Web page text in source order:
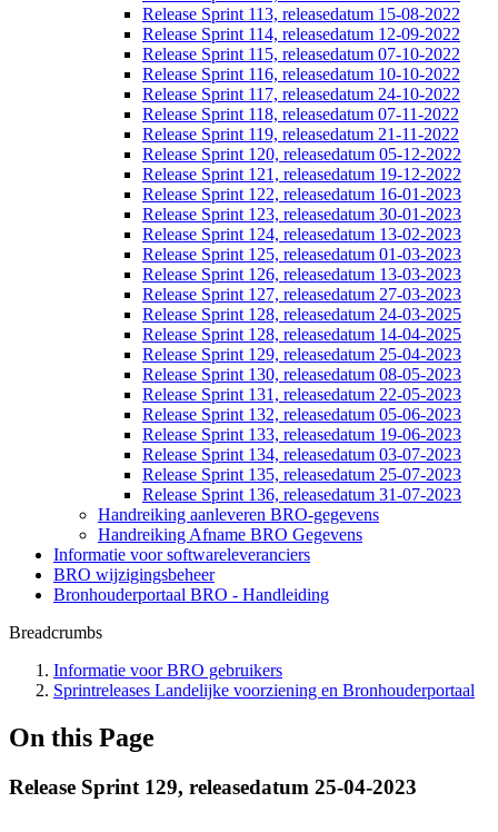
Release Sprint 113, releasedatum 15-08-2022
Release Sprint 114, releasedatum 12-09-2022
Release Sprint 115, releasedatum 07-10-2022
Release Sprint 116, releasedatum 10-10-2022
Release Sprint 117, releasedatum 24-10-2022
Release Sprint 118, releasedatum 07-11-2022
Release Sprint 119, releasedatum 21-11-2022
Release Sprint 120, releasedatum 05-12-2022
Release Sprint 121, releasedatum 19-12-2022
Release Sprint 122, releasedatum 16-01-2023
Release Sprint 123, releasedatum 30-01-2023
Release Sprint 124, releasedatum 13-02-2023
Release Sprint 125, releasedatum 01-03-2023
Release Sprint 126, releasedatum 13-03-2023
Release Sprint 127, releasedatum 27-03-2023
Release Sprint 128, releasedatum 24-03-2025
Release Sprint 128, releasedatum 14-04-2025
Release Sprint 129, releasedatum 25-04-2023
Release Sprint 130, releasedatum 08-05-2023
Release Sprint 131, releasedatum 22-05-2023
Release Sprint 132, releasedatum 05-06-2023
Release Sprint 133, releasedatum 19-06-2023
Release Sprint 134, releasedatum 03-07-2023
Release Sprint 135, releasedatum 25-07-2023
Release Sprint 136, releasedatum 31-07-2023
Handreiking aanleveren BRO-gegevens
Handreiking Afname BRO Gegevens
Informatie voor softwareleveranciers
BRO wijzigingsbeheer
Bronhouderportaal BRO - Handleiding
Breadcrumbs
Informatie voor BRO gebruikers
Sprintreleases Landelijke voorziening en Bronhouderportaal
On this Page
Release Sprint 129, releasedatum 25-04-2023